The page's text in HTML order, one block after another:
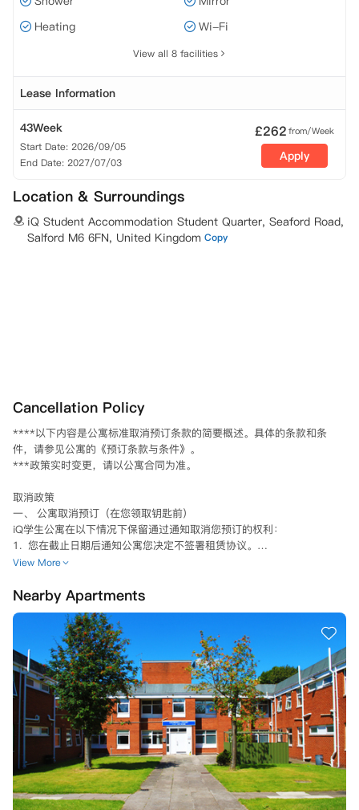
Heating
Wi-Fi
View all 8 facilities
Lease Information
43Week
Start Date: 2026/09/05
End Date: 2027/07/03
£262from/Week
Apply
Location & Surroundings
iQ Student Accommodation Student Quarter, Seaford Road,
Salford M6 6FN, United Kingdom Copy
Cancellation Policy
****以下内容是公寓标准取消预订条款的简要概述。具体的条款和条
件，请参见公寓的《预订条款与条件》。
***政策实时变更，请以公寓合同为准。
取消政策
一、 公寓取消预订（在您领取钥匙前）
iQ学生公寓在以下情况下保留通过通知取消您预订的权利：
1.  您在截止日期后通知公寓您决定不签署租赁协议。
2.  公寓在截止日期前采取所有合理步骤以签署租赁协议，而您未能完
件。
3.  您向公寓提供相关虚假或误导性信息。
4.  因《2014年移民法》（因移民身份被取消资格的人员）禁止公寓与您
签订租赁协议。若因此原因取消您的预订，自取消之日起，您将无需承担
租赁协议规定的合同义务，无论您是否已签署该协议。
5. 公寓在进行筛查搜索后，确定您或您的担保人（如适用）出现在制裁
名单和/或执法数据库中。
6.  您或您的担保人（如适用）未能配合任何筛查搜索附加信息请求。
7.  您未能支付任何到期款项（包括但不限于您的第一笔租金分期付款、
任何往年租金或损坏赔偿金）；及/或
8.  您违反了本租赁协议或与公寓签订的先前任何租赁协议。
公寓也可基于上述任何原因终止您的租赁协议，详见租赁协议本身第2.4
条。对于2026/27学年的预订，如果根据适用法律明确要求或适合您这
View More
Nearby Apartments